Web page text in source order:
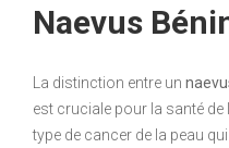
Naevus
La distinction entre un
est cruciale pour la santé de
type de cancer de la peau